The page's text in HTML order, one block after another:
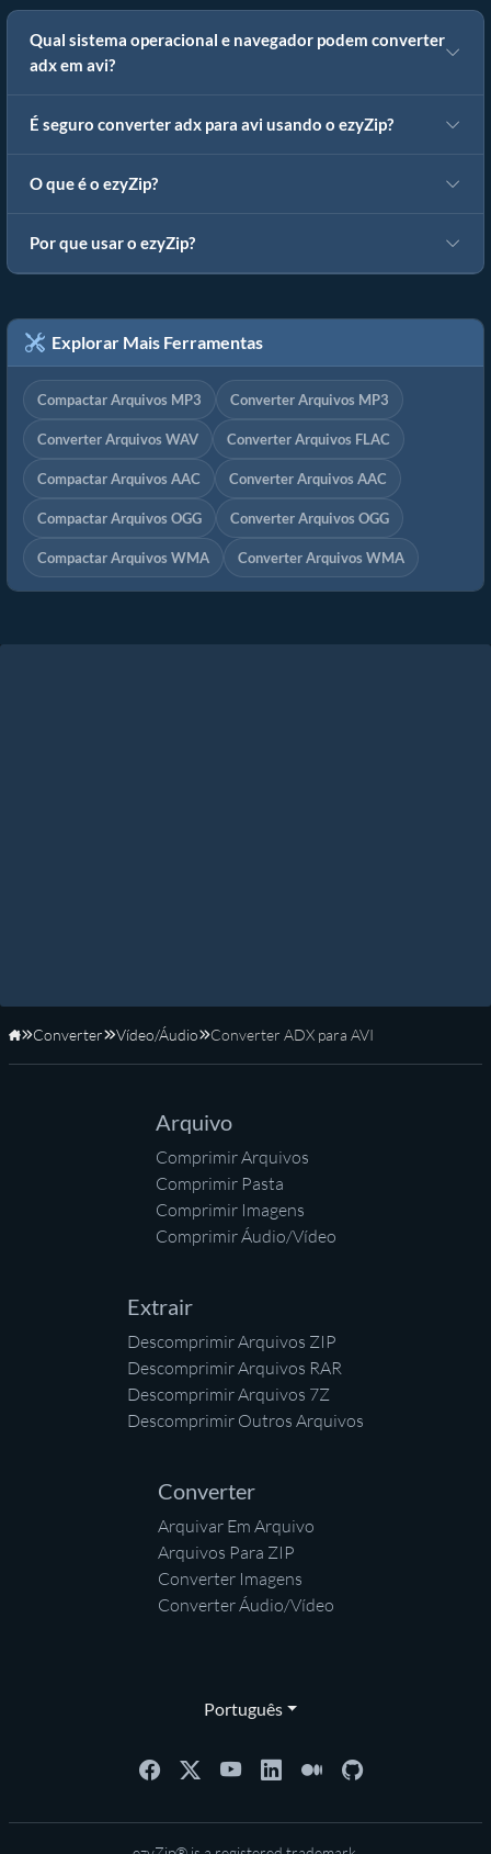
Qual sistema operacional e navegador podem converter
adx em avi?
É seguro converter adx para avi usando o ezyZip?
O que é o ezyZip?
Por que usar o ezyZip?
Explorar Mais Ferramentas
Compactar Arquivos MP3 Converter Arquivos MP3
Converter Arquivos WAV Converter Arquivos FLAC
Compactar Arquivos AAC Converter Arquivos AAC
Compactar Arquivos OGG Converter Arquivos OGG
Compactar Arquivos WMA Converter Arquivos WMA
Início
Converter Vídeo/Áudio Converter ADX para AVI
Arquivo
Comprimir Arquivos
Comprimir Pasta
Comprimir Imagens
Comprimir Áudio/Vídeo
Extrair
Descomprimir Arquivos ZIP
Descomprimir Arquivos RAR
Descomprimir Arquivos 7Z
Descomprimir Outros Arquivos
Converter
Arquivar Em Arquivo
Arquivos Para ZIP
Converter Imagens
Converter Áudio/Vídeo
Português